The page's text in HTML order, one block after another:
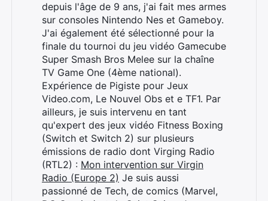
depuis l'âge de 9 ans, j'ai fait mes armes
sur consoles Nintendo Nes et Gameboy.
J'ai également été sélectionné pour la
finale du tournoi du jeu vidéo Gamecube
Super Smash Bros Melee sur la chaîne
TV Game One (4ème national).
Expérience de Pigiste pour Jeux
Video.com, Le Nouvel Obs et e TF1. Par
ailleurs, je suis intervenu en tant
qu'expert des jeux vidéo Fitness Boxing
(Switch et Switch 2) sur plusieurs
émissions de radio dont Virging Radio
(RTL2) : Mon intervention sur Virgin
Radio (Europe 2) Je suis aussi
passionné de Tech, de comics (Marvel,